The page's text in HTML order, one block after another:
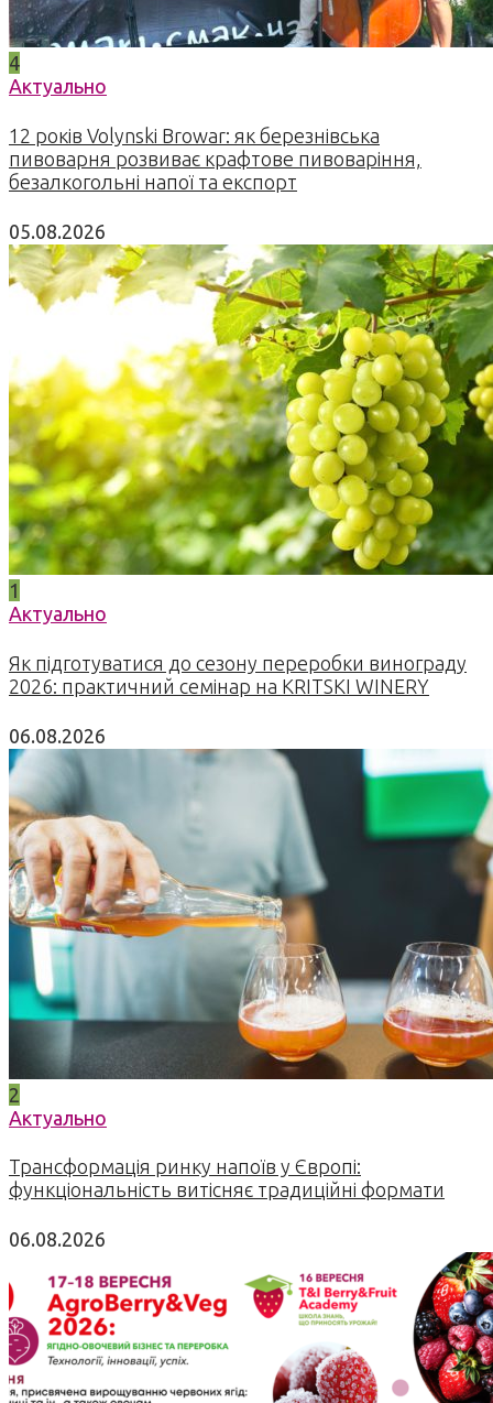
4
Актуально
12 років Volynski Browar: як березнівська
пивоварня розвиває крафтове пивоваріння,
безалкогольні напої та експорт
05.08.2026
1
Актуально
Як підготуватися до сезону переробки винограду
2026: практичний семінар на KRITSKI WINERY
06.08.2026
2
Актуально
Трансформація ринку напоїв у Європі:
функціональність витісняє традиційні формати
06.08.2026